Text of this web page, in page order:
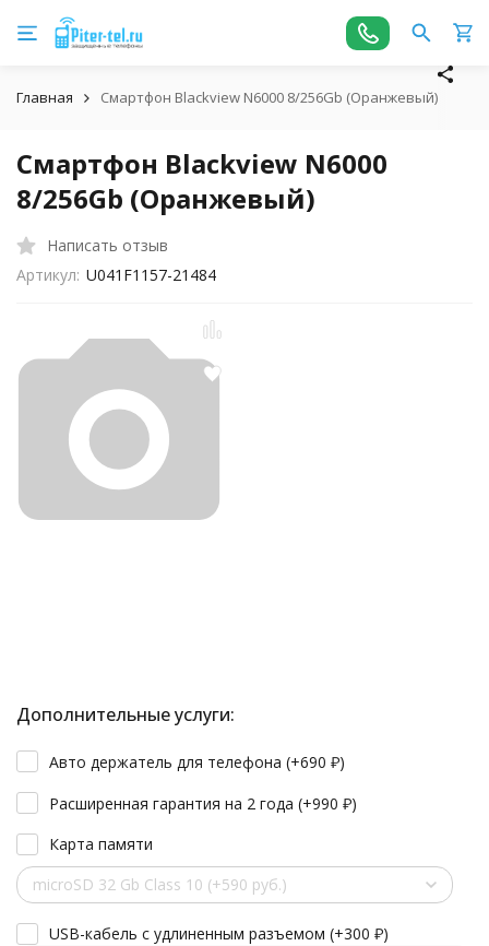
Главная Смартфон Blackview N6000 8/256Gb (Оранжевый)
Смартфон Blackview N6000
8/256Gb (Оранжевый)
Написать отзыв
Артикул: U041F1157-21484
Дополнительные услуги:
Авто держатель для телефона (+690 ₽)
Расширенная гарантия на 2 года (+990 ₽)
Карта памяти
microSD 32 Gb Class 10 (+590 руб.)
USB-кабель с удлиненным разъемом (+300 ₽)